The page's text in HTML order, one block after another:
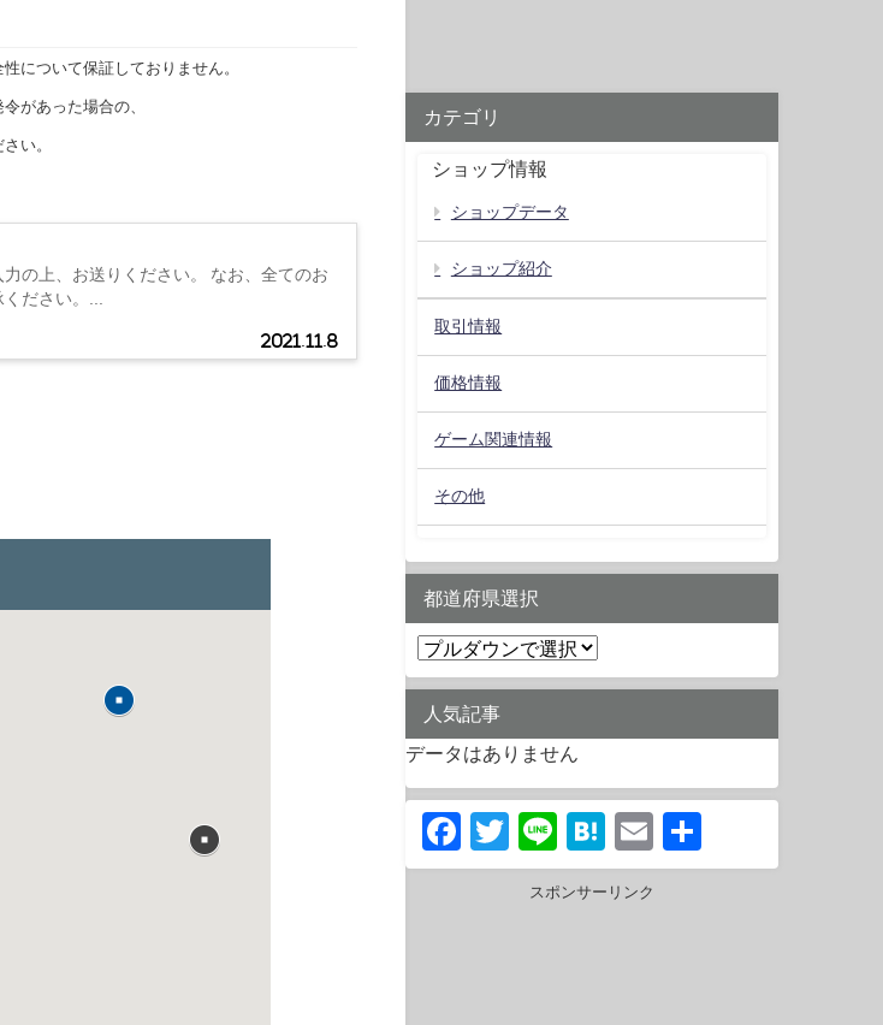
について保証しておりません。
があった場合の、
い。
2021.11.8
の上、お送りください。 なお、全てのお
ださい。...
カテゴリ
ショップ情報
ショップデータ
ショップ紹介
取引情報
価格情報
ゲーム関連情報
その他
都道府県選択
人気記事
データはありません
Facebook
Twitter
LineHatena
Email
有
スポンサーリンク